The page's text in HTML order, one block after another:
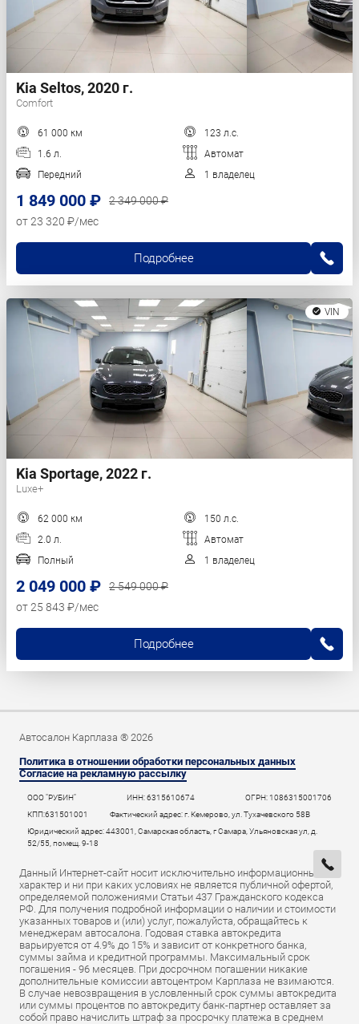
Kia Seltos, 2020 г.
Comfort
61 000 км
123 л.с.
1.6 л.
Автомат
Передний
1 владелец
1 849 000 ₽
2 349 000 ₽
от 23 320 ₽/мес
Подробнее
VIN
Kia Sportage, 2022 г.
Luxe+
62 000 км
150 л.с.
2.0 л.
Автомат
Полный
1 владелец
2 049 000 ₽
2 549 000 ₽
от 25 843 ₽/мес
Подробнее
Автосалон Карплаза ® 2026
Политика в отношении обработки персональных данных
Согласие на рекламную рассылку
ООО "РУБИН" ИНН: 6315610674
ОГРН: 1086315001706
КПП:631501001
Фактический адрес: г. Кемерово, ул. Тухачевского 58В
Юридический адрес: 443001, Самарская область, г Самара, Ульяновская ул, д.
52/55, помещ. 9-18
Данный Интернет-сайт носит исключительно информационный
характер и ни при каких условиях не является публичной офертой,
определяемой положениями Статьи 437 Гражданского кодекса
РФ. Для получения подробной информации о наличии и стоимости
указанных товаров и (или) услуг, пожалуйста, обращайтесь к
менеджерам автосалона. Годовая ставка автокредита
варьируется от 4.9% до 15% и зависит от конкретного банка,
суммы займа и кредитной программы. Максимальный срок
погашения - 96 месяцев. При досрочном погашении никакие
дополнительные комиссии автоцентром Карплаза не взимаются.
В случае невозвращения в условленный срок суммы автокредита
или суммы процентов по автокредиту банк-партнер оставляет за
собой право начислить штраф за просрочку платежа в среднем